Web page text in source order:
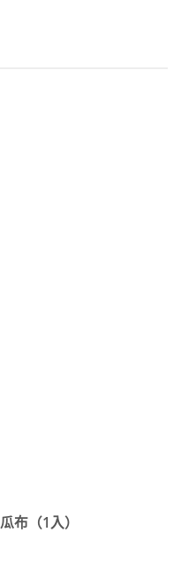
布（1入）